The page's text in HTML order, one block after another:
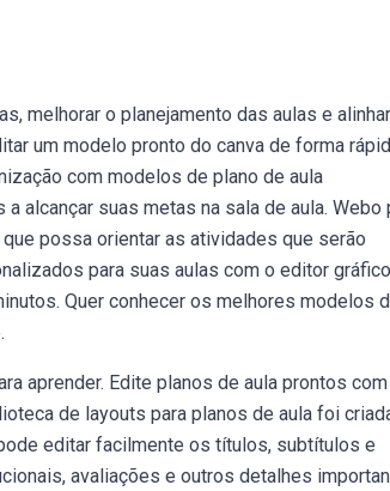
melhorar o planejamento das aulas e
um modelo pronto do canva de forma
com modelos de plano de aula
alcançar suas metas na sala de aula. Webo
possa orientar as atividades que serão
para suas aulas com o editor gráfico
Quer conhecer os melhores modelos
aprender. Edite planos de aula prontos
de layouts para planos de aula foi
editar facilmente os títulos, subtítulos e
avaliações e outros detalhes